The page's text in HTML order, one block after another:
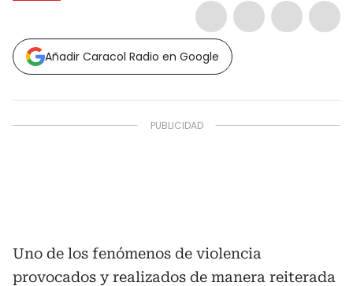
Añadir Caracol Radio en Google
Uno de los fenómenos de violencia
provocados y realizados de manera reiterada